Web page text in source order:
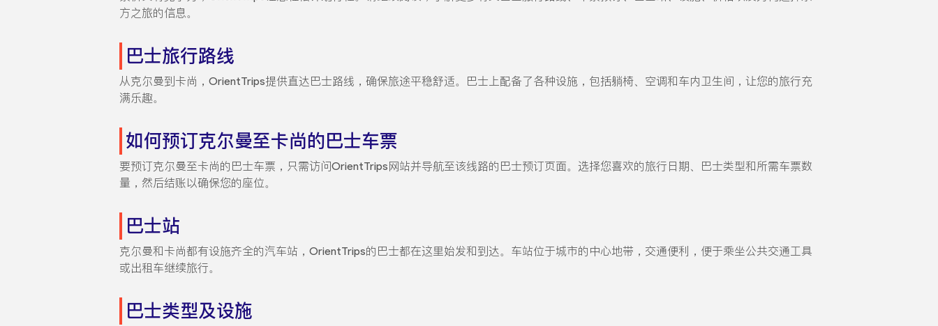
方之旅的信息。
巴士旅行路线
从克尔曼到卡尚，OrientTrips提供直达巴士路线，确保旅途平稳舒适。巴士上配备了各种设施，包括躺椅、空调和车内卫生间，让您的旅行充
满乐趣。
如何预订克尔曼至卡尚的巴士车票
要预订克尔曼至卡尚的巴士车票，只需访问OrientTrips网站并导航至该线路的巴士预订页面。选择您喜欢的旅行日期、巴士类型和所需车票数
量，然后结账以确保您的座位。
巴士站
克尔曼和卡尚都有设施齐全的汽车站，OrientTrips的巴士都在这里始发和到达。车站位于城市的中心地带，交通便利，便于乘坐公共交通工具
或出租车继续旅行。
巴士类型及设施